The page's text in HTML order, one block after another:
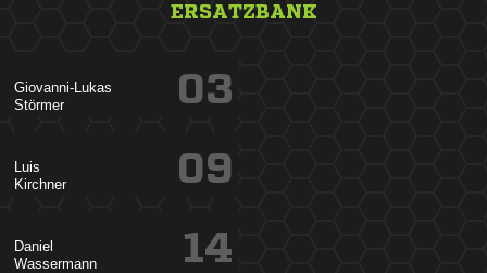
ERSATZBANK


03


09


14